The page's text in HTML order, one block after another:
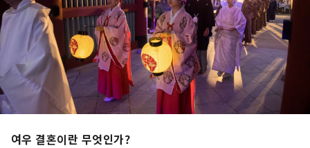
여우 결혼이란 무엇인가?